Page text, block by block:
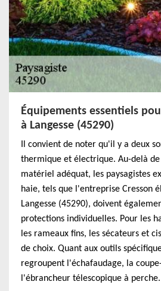
Équipements essentiels
à Langesse (45290)
Il convient de noter qu'il y a deux
thermique et électrique. Au-delà
matériel adéquat, les paysagistes
haie, tels que l'entreprise Cresson
Langesse (45290), doivent
protections individuelles. Pour les
les rameaux fins, les sécateurs et
de choix. Quant aux outils
regroupent l'échafaudage, la
l'ébrancheur télescopique à perche.